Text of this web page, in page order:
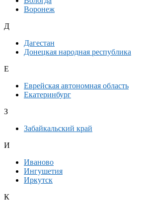
Воронеж
Д
Дагестан
Донецкая народная республика
Е
Еврейская автономная область
Екатеринбург
З
Забайкальский край
И
Иваново
Ингушетия
Иркутск
К